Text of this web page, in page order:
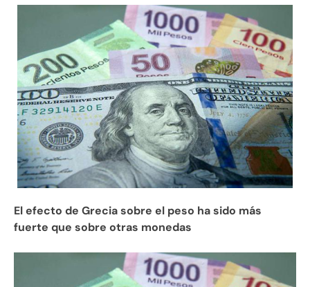
El efecto de Grecia sobre el peso ha sido más
fuerte que sobre otras monedas